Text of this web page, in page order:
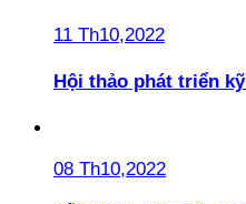
11 Th10,2022
Hội thảo phát triển
08 Th10,2022